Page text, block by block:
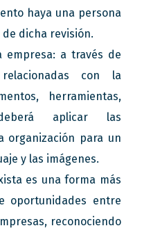
haya una persona
dicha revisión.
empresa: a través de
con la
herramientas,
aplicar las
organización para un
y las imágenes.
es una forma más
oportunidades entre
reconociendo